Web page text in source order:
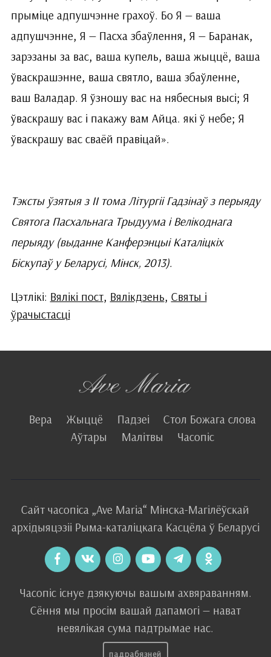
прыміце адпушчэнне грахоў. Бо Я — ваша
адпушчэнне, Я — Пасха збаўлення, Я — Баранак,
зарэзаны за вас, ваша купель, ваша жыццё, ваша
ўваскрашэнне, ваша святло, ваша збаўленне,
ваш Валадар. Я ўзношу вас на нябесныя высі; Я
ўваскрашу вас і пакажу вам Айца. які ў небе; Я
ўваскрашу вас сваёй правіцай».
Тэксты ўзятыя з ІІ тома Літургіі Гадзінаў з перыяду
Святога Пасхальнага Трыдуума і Велікоднага
перыяду (выданне Канферэнцыі Каталіцкіх
Біскупаў у Беларусі, Мінск, 2013).
Цэтлікі: Вялікі пост, Вялікдзень, Святы і
ўрачыстасці
Вера Жыццё Падзеі
Стол Божага слова
Аўтары
Малітвы Часопіс
Сайт часопіса „Ave Maria“ Мінска-Магілёўскай
архідыяцэзіі Рыма-каталіцкага Касцёла ў Беларусі
Часопіс існуе дзякуючы вашым ахвяраванням.
Сёння мы просім вашай дапамогі — нават
невялікая сума падтрымае нас.
падрабязней